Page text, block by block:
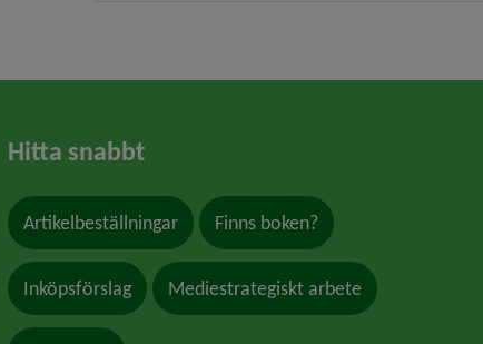
Hitta snabbt
Artikelbeställningar Finns boken?
Inköpsförslag Mediestrategiskt arbete